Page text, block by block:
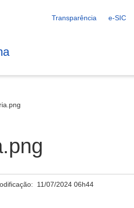
Transparência e-SIC
11/07/2024 06h44